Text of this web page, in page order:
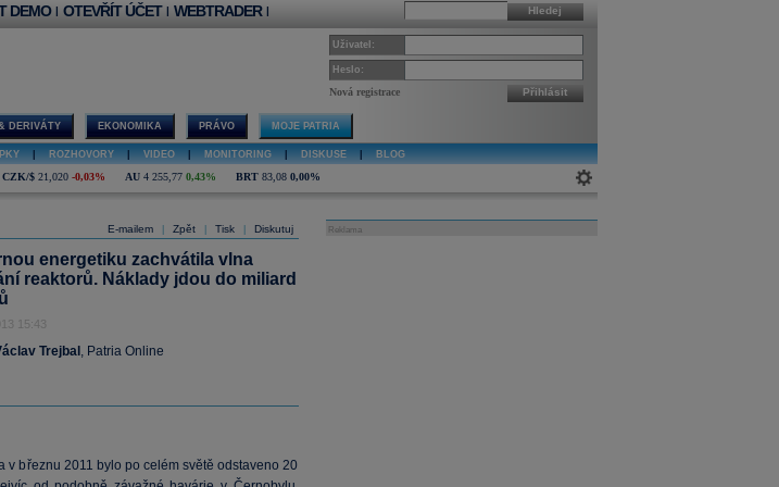
Hledej
DEMO | OTEVŘÍT ÚČET | WEBTRADER |
Uživatel:
Heslo:
Nová registrace Přihlásit
DERIVÁTY EKONOMIKA PRÁVO MOJE PATRIA
ROZHOVORY VIDEO MONITORING DISKUSE BLOG
CZK/$ 21,020 -0,03% AU 4 255,77 0,43% BRT 83,08 0,00%
E-mailem Zpět Tisk Diskutuj
energetiku zachvátila vlna
reaktorů. Náklady jdou do miliard
15:43
Trejbal , Patria Online
v březnu 2011 bylo po celém světě odstaveno 20
Reklama